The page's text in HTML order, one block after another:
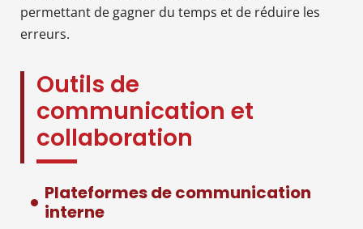
permettant de gagner du temps et de réduire les
erreurs.
Outils de
communication et
collaboration
Plateformes de communication
interne